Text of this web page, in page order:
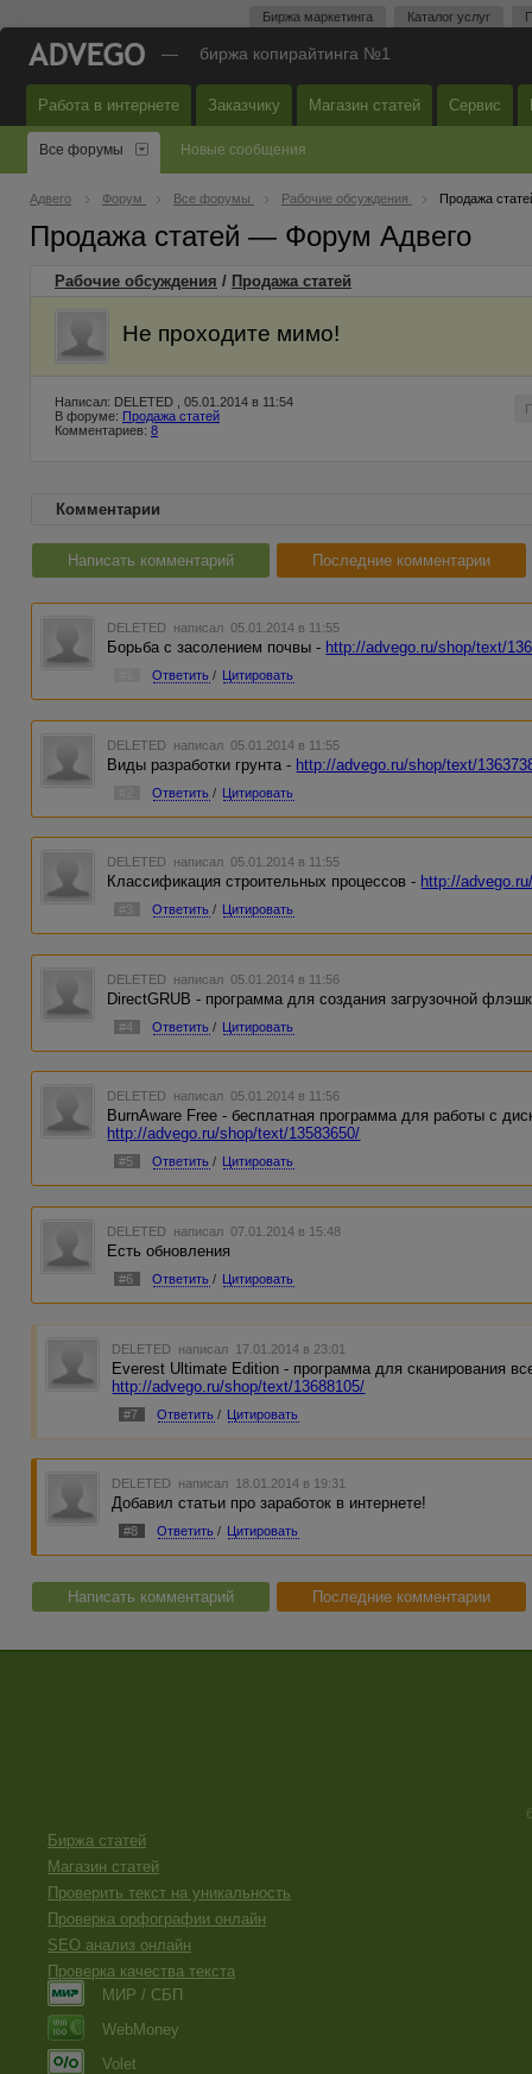
Биржа маркетинга Каталог услуг
— биржа копирайтинга №1
Работа в интернете Заказчику Магазин статей Сервис
Все форумы Новые сообщения
Адвего Форум Все форумы Рабочие обсуждения Продажа
Продажа статей — Форум Адвего
Рабочие обсуждения / Продажа статей
Не проходите мимо!
Написал: DELETED , 05.01.2014 в 11:54
В форуме: Продажа статей
Комментариев: 8
Комментарии
Написать комментарий Последние комментарии
DELETED написал 05.01.2014 в 11:55
Борьба с засолением почвы - http://advego.ru/shop/text/
Ответить / Цитировать
DELETED написал 05.01.2014 в 11:55
Виды разработки грунта - http://advego.ru/shop/text/
Ответить / Цитировать
DELETED написал 05.01.2014 в 11:55
Классификация строительных процессов - http://
#3 Ответить / Цитировать
DELETED написал 05.01.2014 в 11:56
DirectGRUB - программа для создания загрузочной
#4 Ответить / Цитировать
DELETED написал 05.01.2014 в 11:56
BurnAware Free - бесплатная программа для работы с
http://advego.ru/shop/text/13583650/
#5 Ответить / Цитировать
DELETED написал 07.01.2014 в 15:48
Есть обновления
#6 Ответить / Цитировать
DELETED написал 17.01.2014 в 23:01
Everest Ultimate Edition - программа для сканирования
http://advego.ru/shop/text/13688105/
#7 Ответить / Цитировать
DELETED написал 18.01.2014 в 19:31
Добавил статьи про заработок в интернете!
#8 Ответить / Цитировать
Написать комментарий Последние комментарии
Биржа статей
Магазин статей
Проверить текст на уникальность
Проверка орфографии онлайн
SEO анализ онлайн
Проверка качества текста
МИР / СБП
WebMoney
Volet